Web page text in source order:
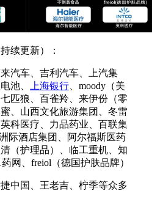
续更新）：
汽车、吉利汽车、上汽集
池、
上海银行 、moody（美
匹狼、百雀羚、来伊份（零
、山西文化旅游集团、冬雷
科医疗、力品药业、百联集
际酒店集团、阿尔福斯医药
（护理品）、临工重机、知
网、freiol（德国护肤品牌）
中国、王老吉、柠季等众多